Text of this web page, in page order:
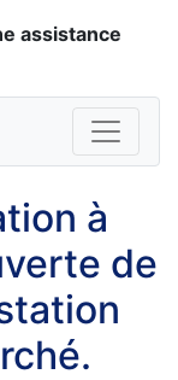
assistance
à
de